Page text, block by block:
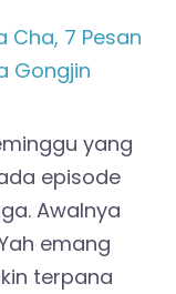
yang
episode
Awalnya
emang
terpana